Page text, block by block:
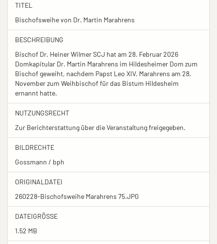
TITEL
Bischofsweihe von Dr. Martin Marahrens
BESCHREIBUNG
Bischof Dr. Heiner Wilmer SCJ hat am 28. Februar 2026
Domkapitular Dr. Martin Marahrens im Hildesheimer Dom zum
Bischof geweiht, nachdem Papst Leo XIV. Marahrens am 28.
November zum Weihbischof für das Bistum Hildesheim
ernannt hatte.
NUTZUNGSRECHT
Zur Berichterstattung über die Veranstaltung freigegeben.
BILDRECHTE
Gossmann / bph
ORIGINALDATEI
260228-Bischofsweihe Marahrens 75.JPG
DATEIGRÖSSE
1.52 MB